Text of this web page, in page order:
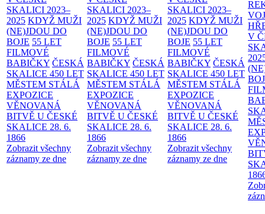
SKALICI 2023–
2025 KDYŽ MUŽI
(NE)JDOU DO
BOJE 55 LET
FILMOVÉ
BABIČKY ČESKÁ
SKALICE 450 LET
MĚSTEM STÁLÁ
EXPOZICE
VĚNOVANÁ
BITVĚ U ČESKÉ
SKALICE 28. 6.
1866
Zobrazit všechny
záznamy ze dne
SKALICI 2023–
2025 KDYŽ MUŽI
(NE)JDOU DO
BOJE 55 LET
FILMOVÉ
BABIČKY ČESKÁ
SKALICE 450 LET
MĚSTEM STÁLÁ
EXPOZICE
VĚNOVANÁ
BITVĚ U ČESKÉ
SKALICE 28. 6.
1866
Zobrazit všechny
záznamy ze dne
SKALICI 2023–
2025 KDYŽ MUŽI
(NE)JDOU DO
BOJE 55 LET
FILMOVÉ
BABIČKY ČESKÁ
SKALICE 450 LET
MĚSTEM STÁLÁ
EXPOZICE
VĚNOVANÁ
BITVĚ U ČESKÉ
SKALICE 28. 6.
1866
Zobrazit všechny
záznamy ze dne
V